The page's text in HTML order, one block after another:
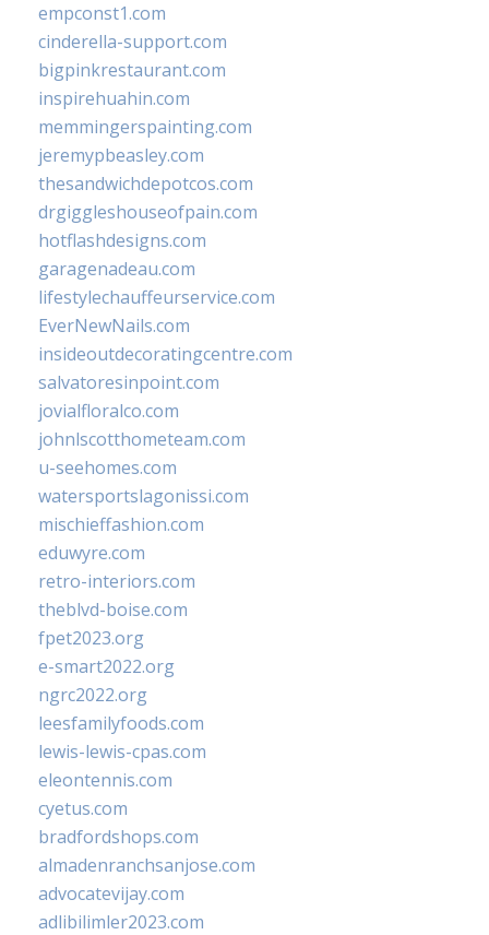
empconst1.com
cinderella-support.com
bigpinkrestaurant.com
inspirehuahin.com
memmingerspainting.com
jeremypbeasley.com
thesandwichdepotcos.com
drgiggleshouseofpain.com
hotflashdesigns.com
garagenadeau.com
lifestylechauffeurservice.com
EverNewNails.com
insideoutdecoratingcentre.com
salvatoresinpoint.com
jovialfloralco.com
johnlscotthometeam.com
u-seehomes.com
watersportslagonissi.com
mischieffashion.com
eduwyre.com
retro-interiors.com
theblvd-boise.com
fpet2023.org
e-smart2022.org
ngrc2022.org
leesfamilyfoods.com
lewis-lewis-cpas.com
eleontennis.com
cyetus.com
bradfordshops.com
almadenranchsanjose.com
advocatevijay.com
adlibilimler2023.com